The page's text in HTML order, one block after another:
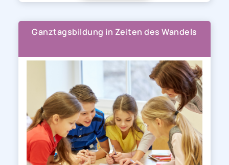
Ganztagsbildung in Zeiten des Wandels